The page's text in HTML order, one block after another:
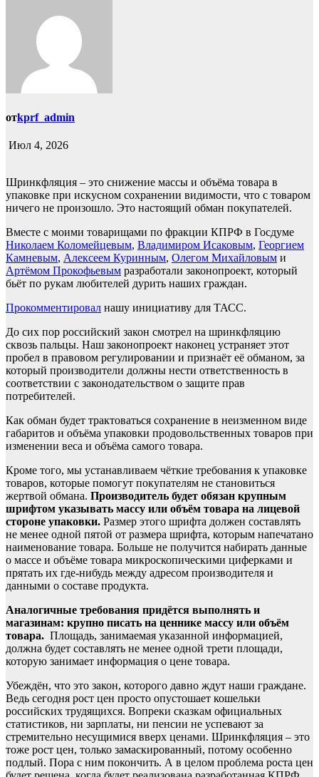
отkprf_admin
Июл 4, 2026
Шринкфляция – это снижение массы и объёма товара в
упаковке при искусном сохранении видимости, что с товаром
ничего не произошло. Это настоящий обман покупателей.
Вместе с моими товарищами по фракции КПРФ в Госдуме
Николаем Коломейцевым, Владимиром Исаковым, Георгием
Камневым, Алексеем Куринным, Олегом Михайловым и
Артёмом Прокофьевым разработали законопроект, который
бьёт по рукам любителей дурить наших граждан.
Прокомментировал нашу инициативу для ТАСС.
До сих пор российский закон смотрел на шринкфляцию
сквозь пальцы. Наш законопроект наконец устраняет этот
пробел в правовом регулировании и признаёт её обманом, за
который производители должны нести ответственность в
соответствии с законодательством о защите прав
потребителей.
Как обман будет трактоваться сохранение в неизменном виде
габаритов и объёма упаковки продовольственных товаров при
изменении веса и объёма самого товара.
Кроме того, мы устанавливаем чёткие требования к упаковке
товаров, которые помогут покупателям не становиться
жертвой обмана. Производитель будет обязан крупным
шрифтом указывать массу или объём товара на лицевой
стороне упаковки. Размер этого шрифта должен составлять
не менее одной пятой от размера шрифта, которым напечатано
наименование товара. Больше не получится набирать данные
о массе и объёме товара микроскопическими циферками и
прятать их где-нибудь между адресом производителя и
данными о составе продукта.
Аналогичные требования придётся выполнять и
магазинам: крупно писать на ценнике массу или объём
товара. Площадь, занимаемая указанной информацией,
должна будет составлять не менее одной трети площади,
которую занимает информация о цене товара.
Убеждён, что это закон, которого давно ждут наши граждане.
Ведь сегодня рост цен просто опустошает кошельки
российских трудящихся. Вопреки сказкам официальных
статистиков, ни зарплаты, ни пенсии не успевают за
стремительно несущимися вверх ценами. Шринкфляция – это
тоже рост цен, только замаскированный, потому особенно
подлый. Пора с ним покончить. А в целом проблема роста цен